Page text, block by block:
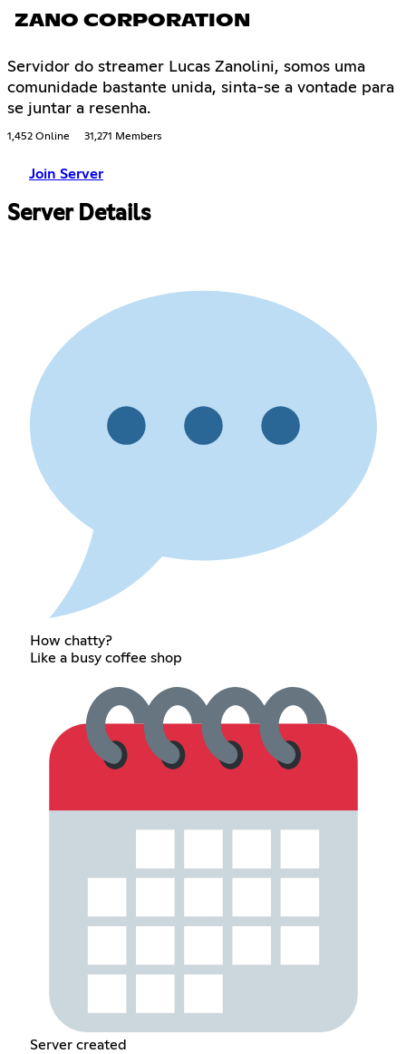
ZANO CORPORATION
Servidor do streamer Lucas Zanolini, somos uma
comunidade bastante unida, sinta-se a vontade para
se juntar a resenha.
1,452 Online 31,271 Members
Join Server
Server Details
How chatty?
Like a busy coffee shop
Server created